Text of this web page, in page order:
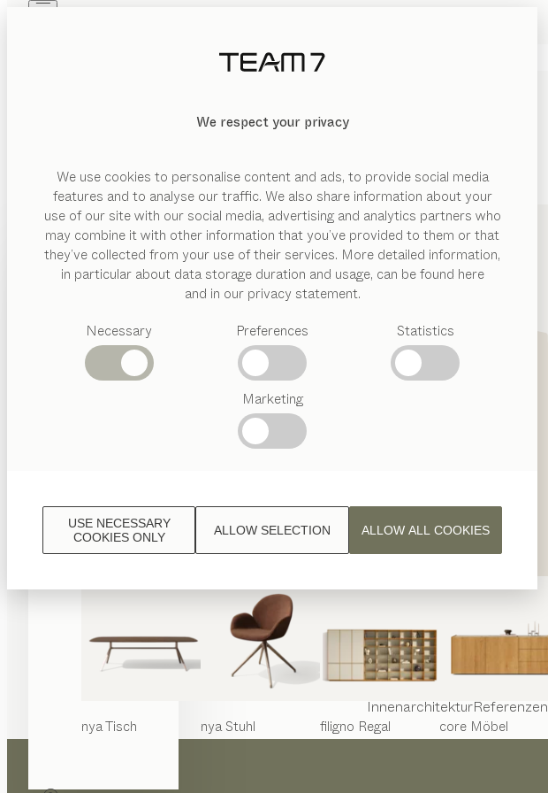
We respect your privacy
We use cookies to personalise content and ads, to provide social media
features and to analyse our traffic. We also share information about your
use of our site with our social media, advertising and analytics partners who
may combine it with other information that you’ve provided to them or that
they’ve collected from your use of their services. More detailed information,
in particular about data storage duration and usage, can be found here
and in our privacy statement.
Necessary
Preferences Statistics
Marketing
USE NECESSARY
COOKIES ONLY
ALLOW SELECTION ALLOW ALL COOKIES
Esstische
Küchen
Regale
Betten
Interior
Design
TEAM
7 Welt
nyaTisch nyaStuhl filigno Regal core Möbel
PRODUKTE
ÜBER UNS
HÄNDLER
InnenarchitekturReferenzen